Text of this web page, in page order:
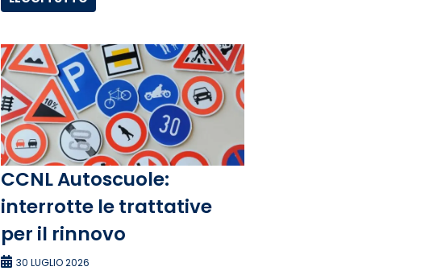
CCNL Autoscuole:
interrotte le trattative
per il rinnovo
30 LUGLIO 2026